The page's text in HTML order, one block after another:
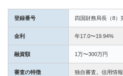
登録番号 四国財務局長（8）
金利 年17.0〜19.94%
融資額 1万〜300万円
審査の特徴 独自審査。信用情